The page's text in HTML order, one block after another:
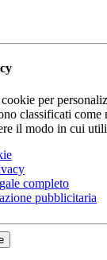
per
classificati
il modo in cui
completo
pubblicitaria